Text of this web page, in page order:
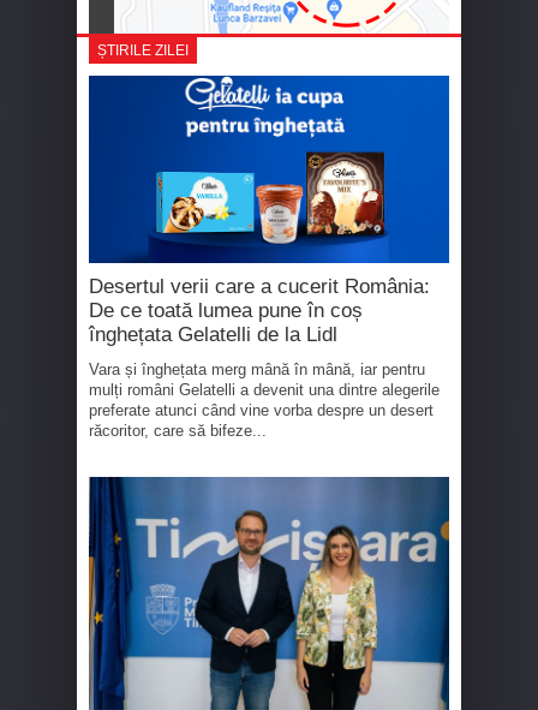
ȘTIRILE ZILEI
Desertul verii care a cucerit România:
De ce toată lumea pune în coș
înghețata Gelatelli de la Lidl
Vara și înghețata merg mână în mână, iar pentru
mulți români Gelatelli a devenit una dintre alegerile
preferate atunci când vine vorba despre un desert
răcoritor, care să bifeze...